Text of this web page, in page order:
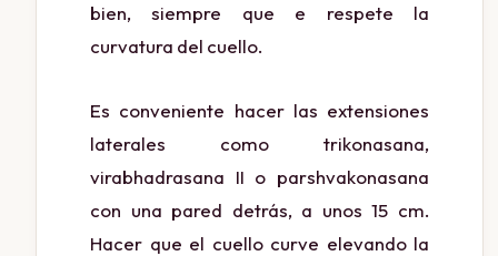
bien, siempre que e respete la
curvatura del cuello.
Es conveniente hacer las extensiones
laterales como trikonasana,
virabhadrasana II o parshvakonasana
con una pared detrás, a unos 15 cm.
Hacer que el cuello curve elevando la